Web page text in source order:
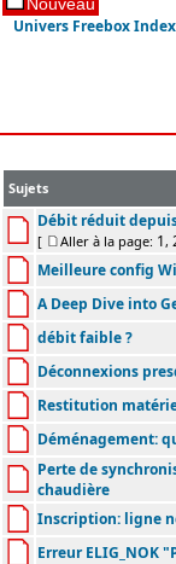
Univers Freebox
Sujets
Débit réduit
[ Aller à la page: 1 ,
Meilleure config
A Deep Dive into
débit faible ?
Déconnexions
Restitution
Déménagement:
Perte de
chaudière
Inscription: ligne
Erreur ELIG_NOK